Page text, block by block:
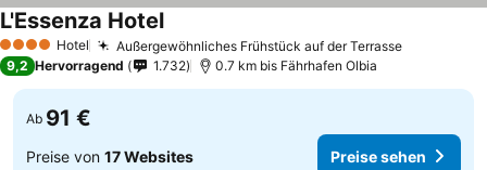
4 Sterne Hotel Außergewöhnliches Frühstück auf der Terrasse
L'Essenza Hotel
9,2 Hervorragend 1.732 0.7 km bis Fährhafen Olbia
Ab 91 €
Preise von 17 Websites Preise sehen